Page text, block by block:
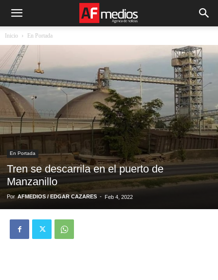
Inicio En Portada
En Portada
Tren se descarrila en el puerto de
Manzanillo
Por AFMEDIOS / EDGAR CAZARES - Feb 4, 2022